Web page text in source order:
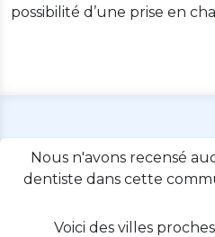
possibilité d’une prise en
Nous n'avons recensé
dentiste dans cette
Voici des villes proches